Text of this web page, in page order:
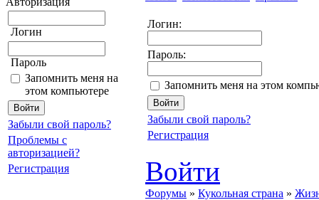
Логин
Пароль
Запомнить меня на
этом компьютере
Забыли свой пароль?
Проблемы с
авторизацией?
Регистрация
Логин:
Пароль:
Запомнить меня на этом
Забыли свой пароль?
Регистрация
Войти
Форумы » Кукольная страна »